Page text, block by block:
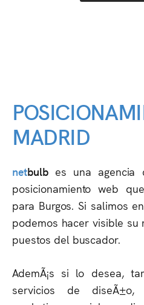
MADRID
netbulbes una agencia
posicionamiento web
para Burgos. Si salimos
podemos hacer visible su
puestos del buscador.
AdemÃ¡s si lo desea,
servicios de diseÃ±o,